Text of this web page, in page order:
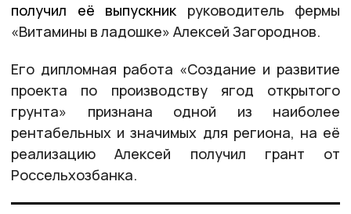
получил её выпускник руководитель фермы
«Витамины в ладошке» Алексей Загороднов.
Его дипломная работа «Создание и развитие
проекта по производству ягод открытого
грунта» признана одной из наиболее
рентабельных и значимых для региона, на её
реализацию Алексей получил грант от
Россельхозбанка.